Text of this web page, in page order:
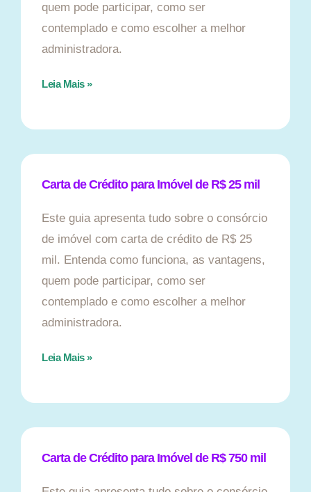
quem pode participar, como ser
contemplado e como escolher a melhor
administradora.
Leia Mais »
Carta de Crédito para Imóvel de R$ 25 mil
Este guia apresenta tudo sobre o consórcio
de imóvel com carta de crédito de R$ 25
mil. Entenda como funciona, as vantagens,
quem pode participar, como ser
contemplado e como escolher a melhor
administradora.
Leia Mais »
Carta de Crédito para Imóvel de R$ 750 mil